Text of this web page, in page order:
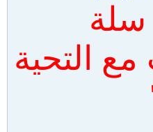
سلة
التحية